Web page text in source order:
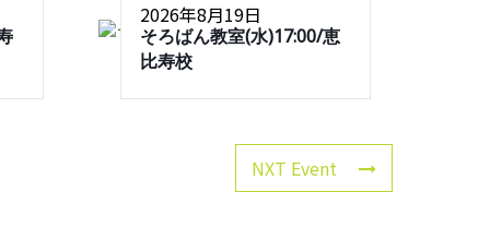
2026年8月19日
そろばん教室(水)17:00/恵
比寿校
NXT Event